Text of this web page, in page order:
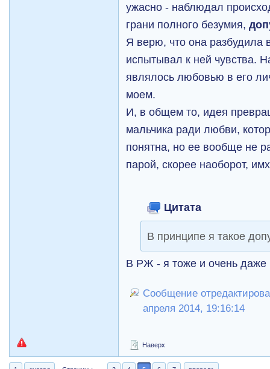
ужасно - наблюдал
грани полного безумия,
Я верю, что она разбудила
испытывал к ней чувства.
являлось любовью в его
моем.
И, в общем то, идея
мальчика ради любви,
понятна, но ее вообще не
парой, скорее наоборот,
Цитата
В принципе я такое
В РЖ - я тоже и очень
Сообщение
апреля 2014, 19:16:14
Наверх